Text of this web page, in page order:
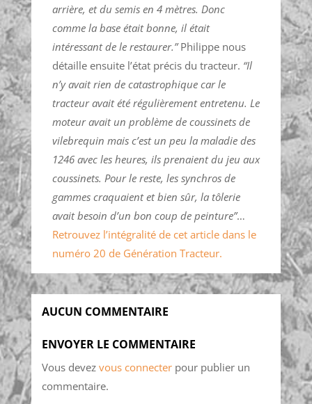
arrière, et du semis en 4 mètres. Donc
comme la base était bonne, il était
intéressant de le restaurer.”Philippe nous
détaille ensuite l’état précis du tracteur. “Il
n’y avait rien de catastrophique car le
tracteur avait été régulièrement entretenu. Le
moteur avait un problème de coussinets de
vilebrequin mais c’est un peu la maladie des
1246 avec les heures, ils prenaient du jeu aux
coussinets. Pour le reste, les synchros de
gammes craquaient et bien sûr, la tôlerie
avait besoin d’un bon coup de peinture”…
Retrouvez l’intégralité de cet article dans le
numéro 20 de Génération Tracteur.
AUCUN COMMENTAIRE
ENVOYER LE COMMENTAIRE
Vous devez vous connecterpour publier un
commentaire.